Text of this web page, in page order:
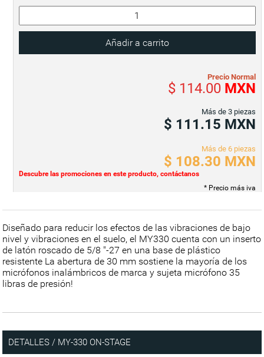
Precio Normal
$ 114.00 MXN
Más de 3 piezas
$ 111.15 MXN
Más de 6 piezas
$ 108.30 MXN
Descubre las promociones en este producto, contáctanos
* Precio más iva
Diseñado para reducir los efectos de las vibraciones de bajo
nivel y vibraciones en el suelo, el MY330 cuenta con un inserto
de latón roscado de 5/8 "-27 en una base de plástico
resistente La abertura de 30 mm sostiene la mayoría de los
micrófonos inalámbricos de marca y sujeta micrófono 35
libras de presión!
DETALLES / MY-330 ON-STAGE